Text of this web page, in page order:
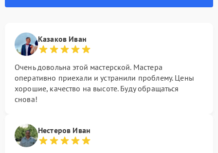
Казаков Иван
Очень довольна этой мастерской. Мастера
оперативно приехали и устранили проблему. Цены
хорошие, качество на высоте. Буду обращаться
снова!
Нестеров Иван